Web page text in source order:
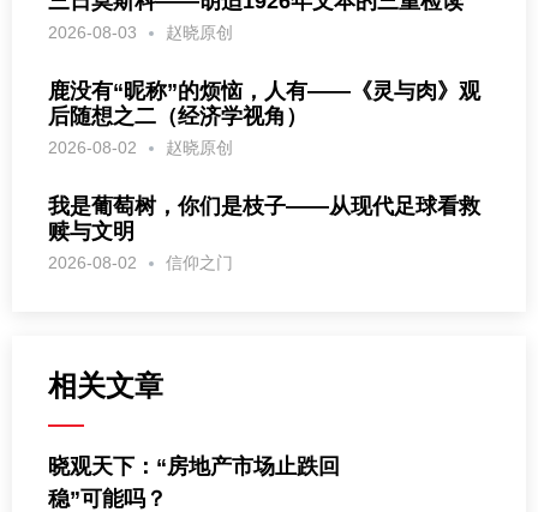
2026-08-03 赵晓原创
鹿没有“昵称”的烦恼，人有——《灵与肉》观
后随想之二（经济学视角）
2026-08-02 赵晓原创
我是葡萄树，你们是枝子——从现代足球看救
赎与文明
2026-08-02 信仰之门
相关文章
晓观天下：“房地产市场止跌回
稳”可能吗？